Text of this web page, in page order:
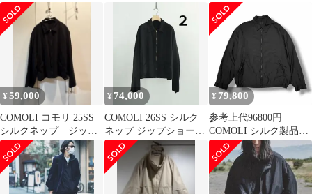
ト 2
品染ナイロン アノラッ
ク Q03-01002 ハイネッ
ク アウター ブルゾン
ネイビー 紺 日本製 ブ
ランド【メンズ】
P01-01015 1 WHITE ミ
リタリー ジャケット ア
ウター g26448
¥59,000
COMOLI コモリ 25SS
シルクネップ ジップ
ショートジャケット
¥ 74,000
COMOLI 26SS シルク
ネップ ジップショート
ジャケット 2
¥ 79,800
参考上代96800円
COMOLI シルク製品染
ブルゾン トラックジャ
ケット コモリ B01-
01026 ブラック 2
（18527M）